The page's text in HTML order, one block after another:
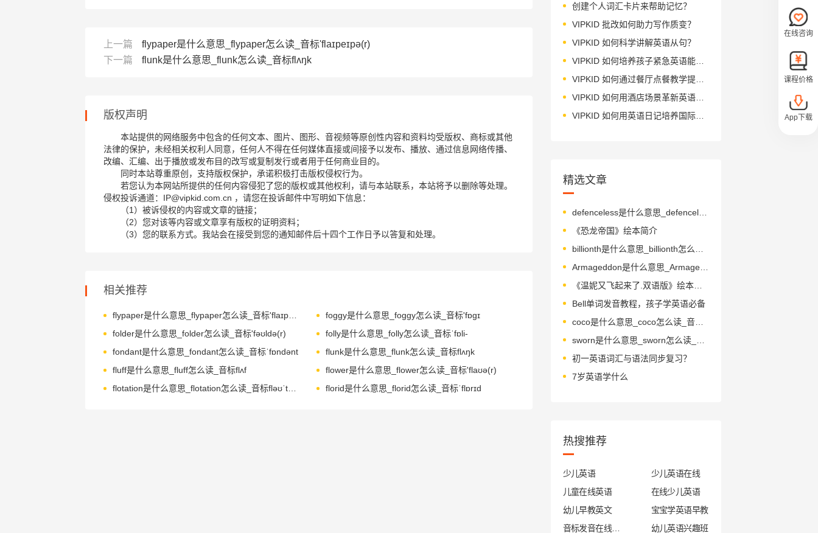
上一篇
flypaper是什么意思_flypaper怎么读_音标'flaɪpeɪpə(r)
下一篇
flunk是什么意思_flunk怎么读_音标flʌŋk
版权声明
本站提供的网络服务中包含的任何文本、图片、图形、音视频等原创性内容和资料均受版权、商标或其他
法律的保护，未经相关权利人同意，任何人不得在任何媒体直接或间接予以发布、播放、通过信息网络传播、
改编、汇编、出于播放或发布目的改写或复制发行或者用于任何商业目的。
同时本站尊重原创，支持版权保护，承诺积极打击版权侵权行为。
若您认为本网站所提供的任何内容侵犯了您的版权或其他权利，请与本站联系，本站将予以删除等处理。
侵权投诉通道：IP@vipkid.com.cn ，请您在投诉邮件中写明如下信息：
（1）被诉侵权的内容或文章的链接；
（2）您对该等内容或文章享有版权的证明资料；
（3）您的联系方式。我站会在接受到您的通知邮件后十四个工作日予以答复和处理。
相关推荐
flypaper是什么意思_flypaper怎么读_音标'flaɪpeɪpə(r)
foggy是什么意思_foggy怎么读_音标'fɒɡɪ
folder是什么意思_folder怎么读_音标'fəʊldə(r)
folly是什么意思_folly怎么读_音标ˈfɒli-
fondant是什么意思_fondant怎么读_音标ˈfɒndənt
flunk是什么意思_flunk怎么读_音标flʌŋk
fluff是什么意思_fluff怎么读_音标flʌf
flower是什么意思_flower怎么读_音标'flaʊə(r)
flotation是什么意思_flotation怎么读_音标fləʊˈteɪʃn
florid是什么意思_florid怎么读_音标ˈflɒrɪd
创建个人词汇卡片来帮助记忆？
VIPKID 批改如何助力写作质变？
VIPKID 如何科学讲解英语从句？
VIPKID 如何培养孩子紧急英语能力？
VIPKID 如何通过餐厅点餐教学提升少儿英语应用能力？
VIPKID 如何用酒店场景革新英语教学？
VIPKID 如何用英语日记培养国际化人才？
精选文章
defenceless是什么意思_defenceless怎么读_音标dɪˈfensləs
《恐龙帝国》绘本简介
Armageddon是什么意思_Armageddon怎么读_音标ˌɑ-məˈɡedən
《温妮又飞起来了.双语版》绘本简介
Bell单词发音教程，孩子学英语必备
coco是什么意思_coco怎么读_音标'kəʊkəʊ
初一英语词汇与语法同步复习？
7岁英语学什么
热搜推荐
少儿英语
少儿英语在线
儿童在线英语
在线少儿英语
幼儿早教英文
宝宝学英语早教
幼儿英语兴趣班
在线咨询
课程价格
App下载